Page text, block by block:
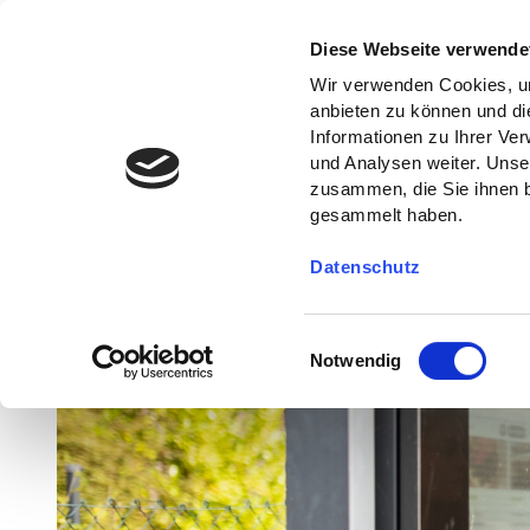
Diese Webseite
Wir verwenden Cookies,
anbieten zu können und
Informationen zu Ihrer
und Analysen weiter.
zusammen, die Sie ihnen
gesammelt haben.
Datenschutz
i
Notwendig